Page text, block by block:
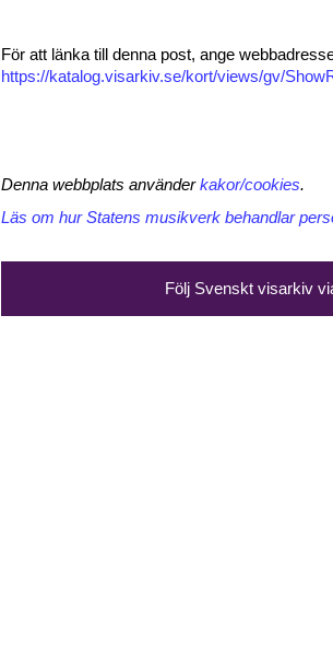
För att länka till denna post, ange
https://katalog.visarkiv.se/kort/views/gv/
Denna webbplats använderkakor/cookies.
Läs om hur Statens musikverk behandlar
Följ Svenskt visarkiv